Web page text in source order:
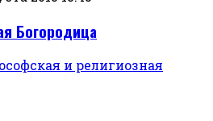
Богородица
и религиозная